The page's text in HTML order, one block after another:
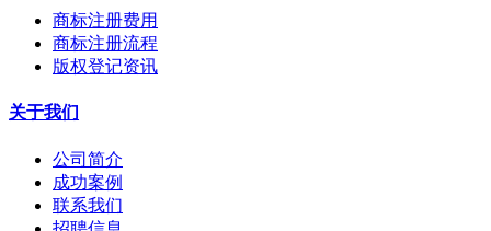
商标注册费用
商标注册流程
版权登记资讯
关于我们
公司简介
成功案例
联系我们